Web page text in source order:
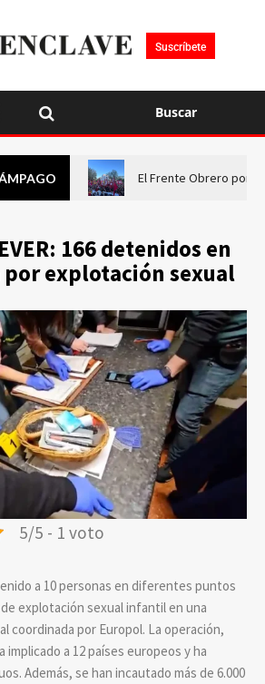
Suscríbete
Buscar
El Frente Obrero pone
166 detenidos en
explotación sexual
5/5 - 1 voto
a 10 personas en diferentes puntos
explotación sexual infantil en una
coordinada por Europol. La operación,
implicado a 12 países europeos y ha
Además, se han incautado más de 6.000